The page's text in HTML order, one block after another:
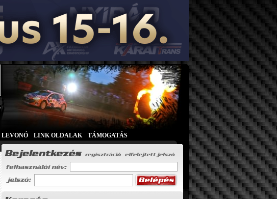
LEVONÓ LINK OLDALAK TÁMOGATÁS